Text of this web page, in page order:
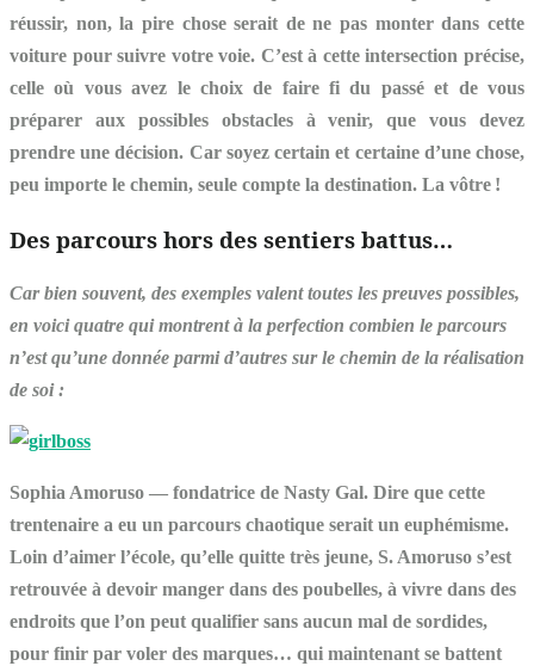
réussir, non, la pire chose serait de ne pas monter dans cette
voiture pour suivre votre voie. C’est à cette intersection précise,
celle où vous avez le choix de faire fi du passé et de vous
préparer aux possibles obstacles à venir, que vous devez
prendre une décision. Car soyez certain et certaine d’une chose,
peu importe le chemin, seule compte la destination. La vôtre !
Des parcours hors des sentiers battus…
Car bien souvent, des exemples valent toutes les preuves possibles,
en voici quatre qui montrent à la perfection combien le parcours
n’est qu’une donnée parmi d’autres sur le chemin de la réalisation
de soi :
Sophia Amoruso — fondatrice de Nasty Gal. Dire que cette
trentenaire a eu un parcours chaotique serait un euphémisme.
Loin d’aimer l’école, qu’elle quitte très jeune, S. Amoruso s’est
retrouvée à devoir manger dans des poubelles, à vivre dans des
endroits que l’on peut qualifier sans aucun mal de sordides,
pour finir par voler des marques… qui maintenant se battent